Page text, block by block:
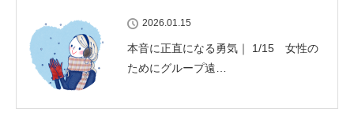
2026.01.15
本音に正直になる勇気｜ 1/15 女性の
ためにグループ遠…